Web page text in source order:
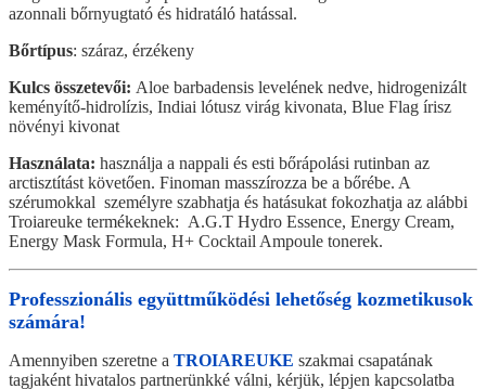
azonnali bőrnyugtató és hidratáló hatással.
Bőrtípus: száraz, érzékeny
Kulcs összetevői: Aloe barbadensis levelének nedve, hidrogenizált
keményítő-hidrolízis, Indiai lótusz virág kivonata, Blue Flag írisz
növényi kivonat
Használata: használja a nappali és esti bőrápolási rutinban az
arctisztítást követően. Finoman masszírozza be a bőrébe. A
szérumokkal személyre szabhatja és hatásukat fokozhatja az alábbi
Troiareuke termékeknek: A.G.T Hydro Essence, Energy Cream,
Energy Mask Formula, H+ Cocktail Ampoule tonerek.
Professzionális együttműködési lehetőség kozmetikusok
számára!
Amennyiben szeretne a TROIAREUKE szakmai csapatának
tagjaként hivatalos partnerünkké válni, kérjük, lépjen kapcsolatba